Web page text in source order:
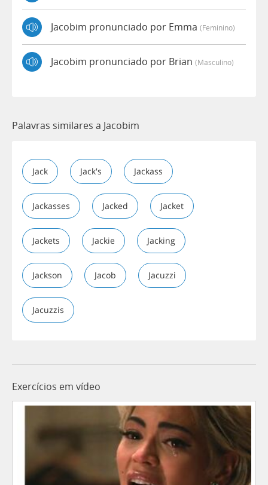
Jacobim pronunciado por Emma (feminino)
Jacobim pronunciado por Brian (masculino)
Palavras similares a Jacobim
Jack Jack's Jackass
Jackasses Jacked Jacket
Jackets Jackie Jacking
Jackson Jacob Jacuzzi
Jacuzzis
Exercícios em vídeo